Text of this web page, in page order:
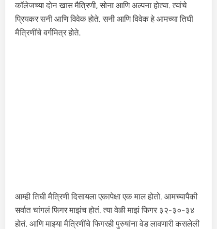
कॉलेजच्या दोन खास मैत्रिणी, सोना आणि अल्पना होत्या. त्यांचे
प्रियकर सनी आणि विवेक होते. सनी आणि विवेक हे आमच्या तिघी
मैत्रिणींचे वर्गमित्र होते.
आम्ही तिघी मैत्रिणी दिसायला एकापेक्षा एक माल होतो. आमच्यापैकी
सर्वात चांगलं फिगर माझंच होतं. त्या वेळी माझं फिगर ३२-३०-३४
होतं. आणि माझ्या मैत्रिणींचे फिगरही पुरुषांना वेड लावणारी कसलेली